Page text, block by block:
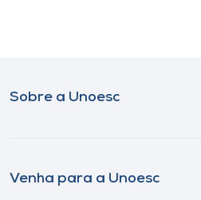
Sobre a Unoesc
Venha para a Unoesc